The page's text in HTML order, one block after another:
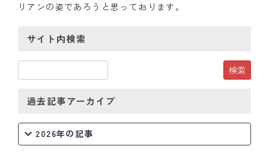
リアンの姿であろうと思っております。
サイト内検索
過去記事アーカイブ
2026年の記事